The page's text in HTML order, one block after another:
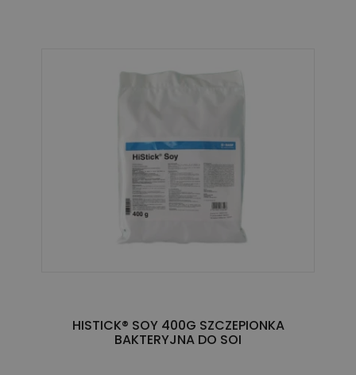
HISTICK® SOY 400G SZCZEPIONKA
BAKTERYJNA DO SOI